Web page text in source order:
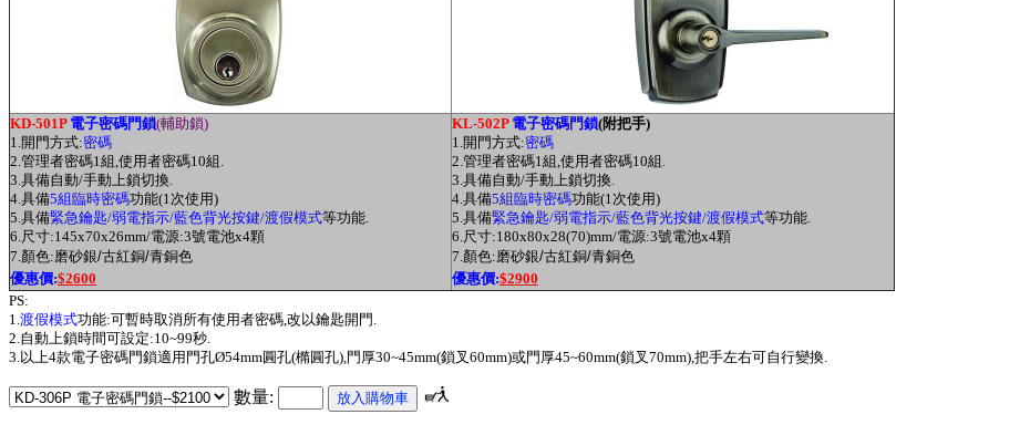
KD-501P 電子密碼門鎖(輔助鎖)
1.開門方式:密碼
2.管理者密碼1組,使用者密碼10組.
3.具備自動/手動上鎖切換.
4.具備5組臨時密碼功能(1次使用)
5.具備緊急鑰匙/弱電指示/藍色背光按鍵/渡假模式等功能.
6.尺寸:145x70x26mm/電源:3號電池x4顆
7.顏色:磨砂銀/古紅銅/青銅色
優惠價:$2600
KL-502P 電子密碼門鎖(附把手)
1.開門方式:密碼
2.管理者密碼1組,使用者密碼10組.
3.具備自動/手動上鎖切換.
4.具備5組臨時密碼功能(1次使用)
5.具備緊急鑰匙/弱電指示/藍色背光按鍵/渡假模式等功能.
6.尺寸:180x80x28(70)mm/電源:3號電池x4顆
7.顏色:磨砂銀/古紅銅/青銅色
優惠價:$2900
PS:
1.渡假模式功能:可暫時取消所有使用者密碼,改以鑰匙開門.
2.自動上鎖時間可設定:10~99秒.
3.以上4款電子密碼門鎖適用門孔Ø54mm圓孔(橢圓孔),門厚30~45mm(鎖叉60mm)或門厚45~60mm(鎖叉70mm),把手左右可自行變換.
數量: